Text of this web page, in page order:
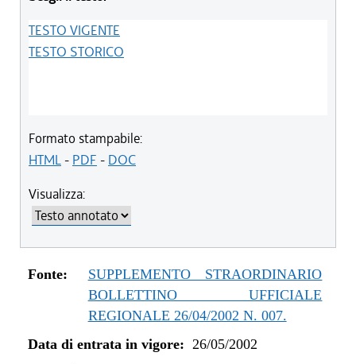
TESTO VIGENTE
TESTO STORICO
Formato stampabile:
HTML- PDF - DOC
Visualizza:
Fonte:
SUPPLEMENTO STRAORDINARIO
BOLLETTINO UFFICIALE
REGIONALE 26/04/2002 N. 007.
Data di entrata in vigore: 26/05/2002